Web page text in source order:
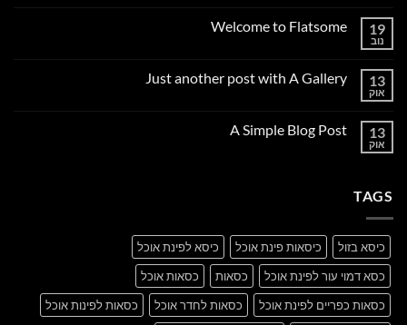
19
נוב
Welcome to Flatsome
Welcome
13
אוק
Just another post with A Gallery
Just
13
אוק
A Simple Blog Post
TAGS
כיסא בזול כיסאות פינת אוכל
כיסא לפינת אוכל
כסא דמוי עור לפינת אוכל
כסאות
כסאות אוכל
כסאות כפריים לפינת אוכל
כסאות לחדר אוכל
כסאות לפינות אוכל